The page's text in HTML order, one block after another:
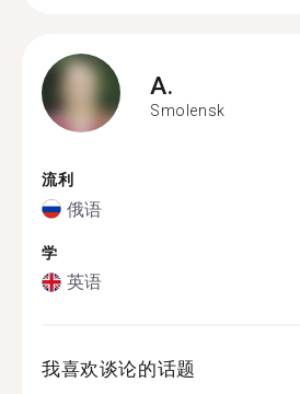
A.
Smolensk
流利
俄语
学
英语
我喜欢谈论的话题